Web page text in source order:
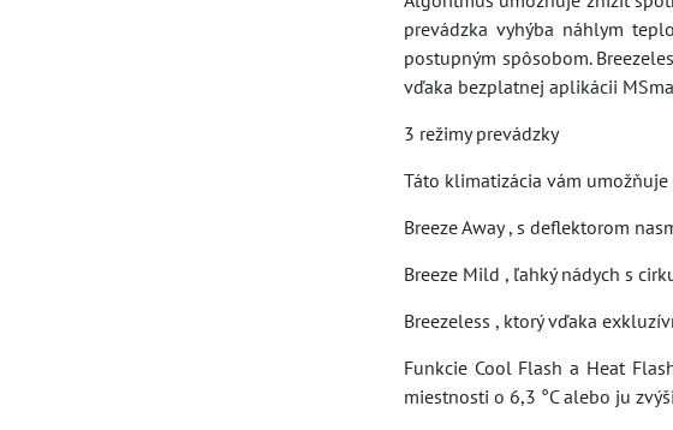
prevádzka vyhýba náhlym
postupným spôsobom.
vďaka bezplatnej aplikácii
3 režimy prevádzky
Táto klimatizácia vám
Breeze Away , s deflektorom
Breeze Mild , ľahký nádych s
Breezeless , ktorý vďaka
Funkcie Cool Flash a Heat
miestnosti o 6,3 °C alebo ju